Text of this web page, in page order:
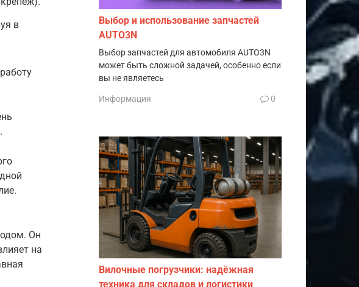
в
Он
на
Выбор и использование запчастей
AUTO3N
Выбор запчастей для автомобиля AUTO3N
может быть сложной задачей, особенно если
вы не являетесь
Информация 0
Вилочные погрузчики: надёжная
техника для складов и логистики